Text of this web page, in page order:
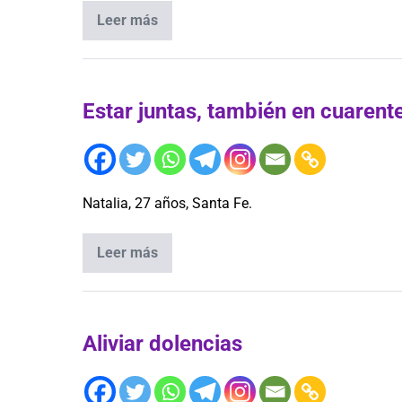
Leer más
Estar juntas, también en
Natalia, 27 años, Santa Fe.
Leer más
Aliviar dolencias